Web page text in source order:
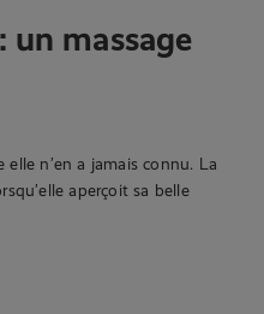
un massage
n’en a jamais connu. La
aperçoit sa belle